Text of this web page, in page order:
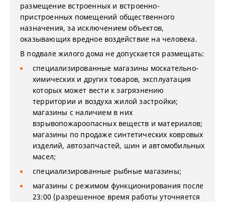
размещение встроенных и встроенно-
пристроенных помещений общественного
назначения, за исключением объектов,
оказывающих вредное воздействие на человека.
В подвале жилого дома не допускается размещать:
специализированные магазины москательно-
химических и других товаров, эксплуатация
которых может вести к загрязнению
территории и воздуха жилой застройки;
магазины с наличием в них
взрывопожароопасных веществ и материалов;
магазины по продаже синтетических ковровых
изделий, автозапчастей, шин и автомобильных
масел;
специализированные рыбные магазины;
магазины с режимом функционирования после
23:00 (разрешенное время работы уточняется